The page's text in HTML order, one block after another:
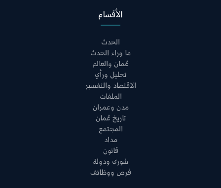
الأقسام
الحدث
ما وراء الحدث
عُمان والعالم
تحليل ورأي
الاقتصاد والتفسير
الملفات
مدن وعمران
تاريخ عُمان
المجتمع
مداد
قانون
شورى ودولة
فرص ووظائف